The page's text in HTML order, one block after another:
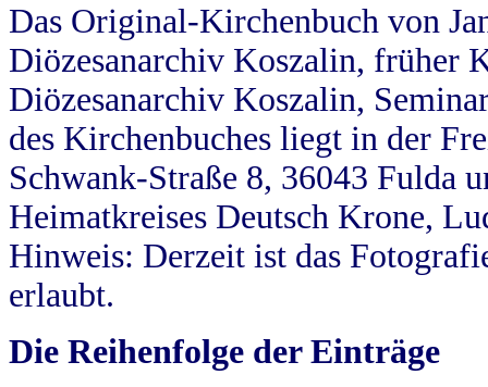
Das Original-Kirchenbuch von
Diözesanarchiv Koszalin, früher
Diözesanarchiv Koszalin,
des Kirchenbuches liegt in der
Schwank-Straße 8, 36043 Fulda
Heimatkreises Deutsch Krone,
Hinweis: Derzeit ist das
erlaubt.
Die Reihenfolge der Einträge